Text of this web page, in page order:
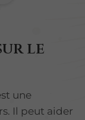
le
une
Il peut aider